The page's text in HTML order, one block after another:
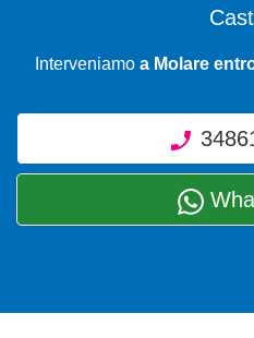
Interveniamo a Molare